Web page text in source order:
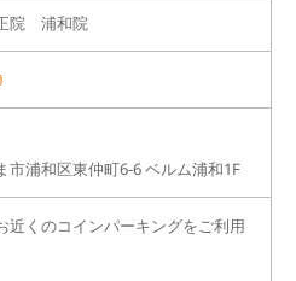
院 浦和院
市浦和区東仲町6-6 ベルム浦和1F
くのコインパーキングをご利用